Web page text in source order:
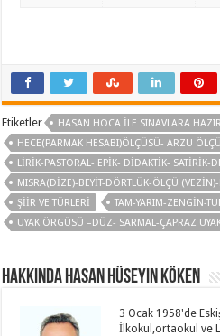
Etiketler
HASAN HOCA ILE SINAVLARA
HECE(PARMAK HESABI)ÖLÇÜSÜ- ARZU
LIRIK-PASTORAL- EPIK- DIDAKTIK- SATIRIK-
MISRA(DIZE)-BEYIT-DÖRTLÜK-ÖLÇÜ (VEZIN)-
ŞIIR VE TÜRLERI
TAM-YARIM-ZENGIN-
UYAK ÖRGÜSÜ –DÜZ- SARMAL-ÇAPRAZ
Hakkında Hasan Hüseyin KÖKEN
3 Ocak 1958'de
İlkokul,ortaokul ve